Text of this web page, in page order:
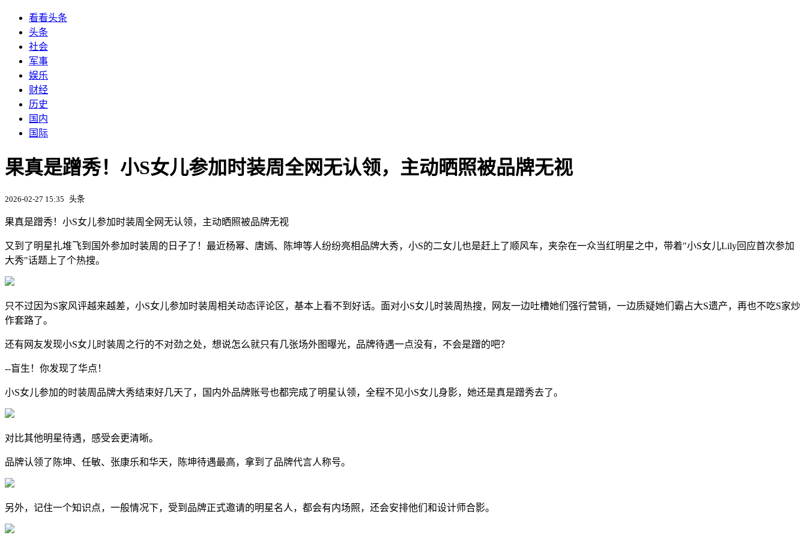
看看头条
头条
社会
军事
娱乐
财经
历史
国内
国际
果真是蹭秀！小S女儿参加时装周全网无认领，主动晒照被品牌无视
2026-02-27 15:35 头条
果真是蹭秀！小S女儿参加时装周全网无认领，主动晒照被品牌无视
又到了明星扎堆飞到国外参加时装周的日子了！最近杨幂、唐嫣、陈坤等人纷纷亮相品牌大秀，小S的二女儿也是赶上了顺风车，夹杂在一众当红明星之中，带着"小S女儿Lily回应首次参加
大秀"话题上了个热搜。
只不过因为S家风评越来越差，小S女儿参加时装周相关动态评论区，基本上看不到好话。面对小S女儿时装周热搜，网友一边吐槽她们强行营销，一边质疑她们霸占大S遗产，再也不吃S家炒
作套路了。
还有网友发现小S女儿时装周之行的不对劲之处，想说怎么就只有几张场外图曝光，品牌待遇一点没有，不会是蹭的吧？
--盲生！你发现了华点！
小S女儿参加的时装周品牌大秀结束好几天了，国内外品牌账号也都完成了明星认领，全程不见小S女儿身影，她还是真是蹭秀去了。
对比其他明星待遇，感受会更清晰。
品牌认领了陈坤、任敏、张康乐和华天，陈坤待遇最高，拿到了品牌代言人称号。
另外，记住一个知识点，一般情况下，受到品牌正式邀请的明星名人，都会有内场照，还会安排他们和设计师合影。